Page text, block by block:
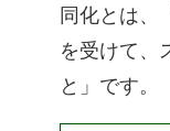
同化とは、
を受けて、
と」です。